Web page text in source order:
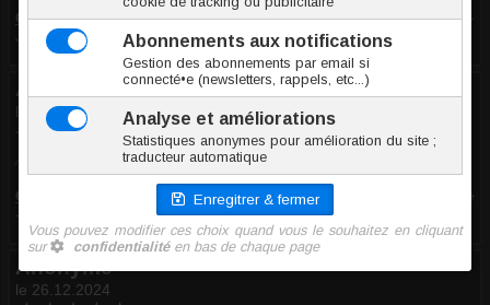
Commentaire:Excellent (Banane de nombril acier avec boules -
Jonc/Tige 1.6 mm, Long. int. 8 mm, Boule 5 mm)
Anonyme
le 17.06.2025
10/10
Avis recueilli par Amazon Italie
Commentaire
Excellent (Piercing ombelico in acciaio con palline
- Spessore 1.6 mm, Lung. int. 6 mm, Palla 5 mm)
Anonyme
le 26.12.2024